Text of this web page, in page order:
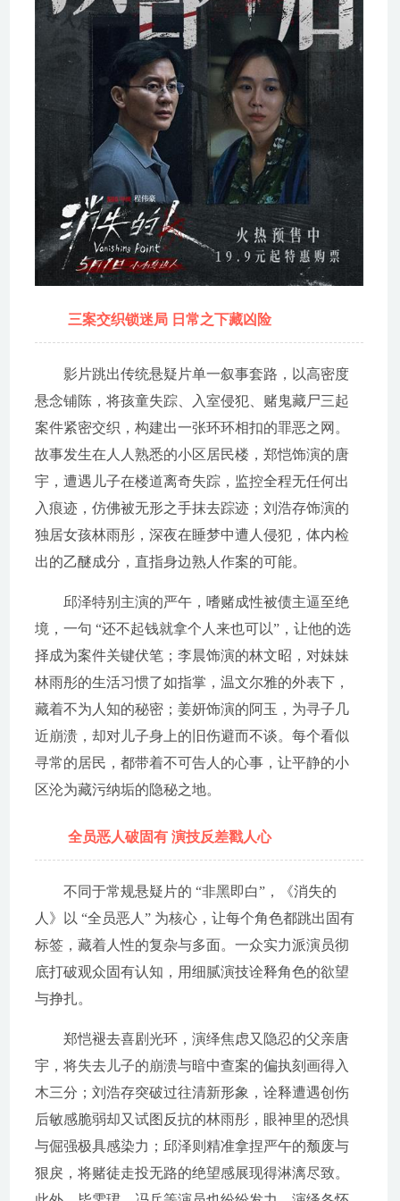
三案交织锁迷局 日常之下藏凶险
影片跳出传统悬疑片单一叙事套路，以高密度
悬念铺陈，将孩童失踪、入室侵犯、赌鬼藏尸三起
案件紧密交织，构建出一张环环相扣的罪恶之网。
故事发生在人人熟悉的小区居民楼，郑恺饰演的唐
宇，遭遇儿子在楼道离奇失踪，监控全程无任何出
入痕迹，仿佛被无形之手抹去踪迹；刘浩存饰演的
独居女孩林雨彤，深夜在睡梦中遭人侵犯，体内检
出的乙醚成分，直指身边熟人作案的可能。
邱泽特别主演的严午，嗜赌成性被债主逼至绝
境，一句 “还不起钱就拿个人来也可以”，让他的选
择成为案件关键伏笔；李晨饰演的林文昭，对妹妹
林雨彤的生活习惯了如指掌，温文尔雅的外表下，
藏着不为人知的秘密；姜妍饰演的阿玉，为寻子几
近崩溃，却对儿子身上的旧伤避而不谈。每个看似
寻常的居民，都带着不可告人的心事，让平静的小
区沦为藏污纳垢的隐秘之地。
全员恶人破固有 演技反差戳人心
不同于常规悬疑片的 “非黑即白”，《消失的
人》以 “全员恶人” 为核心，让每个角色都跳出固有
标签，藏着人性的复杂与多面。一众实力派演员彻
底打破观众固有认知，用细腻演技诠释角色的欲望
与挣扎。
郑恺褪去喜剧光环，演绎焦虑又隐忍的父亲唐
宇，将失去儿子的崩溃与暗中查案的偏执刻画得入
木三分；刘浩存突破过往清新形象，诠释遭遇创伤
后敏感脆弱却又试图反抗的林雨彤，眼神里的恐惧
与倔强极具感染力；邱泽则精准拿捏严午的颓废与
狠戾，将赌徒走投无路的绝望感展现得淋漓尽致。